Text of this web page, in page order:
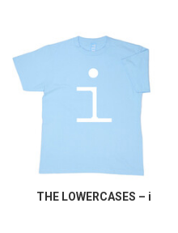
THE LOWERCASES – i